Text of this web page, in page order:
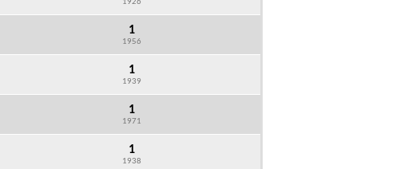
1926
1
1956
1
1939
1
1971
1
1938